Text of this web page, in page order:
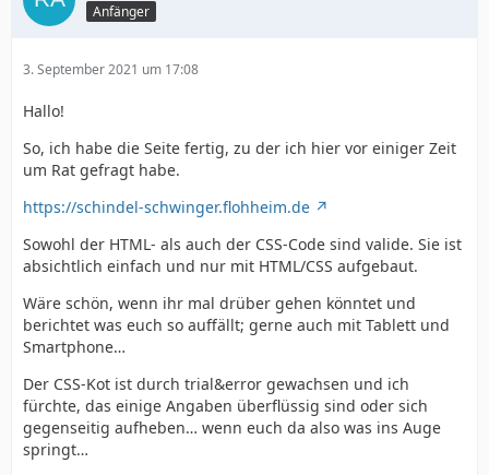
Anfänger
3. September 2021 um 17:08
Hallo!
So, ich habe die Seite fertig, zu der ich hier vor einiger Zeit
um Rat gefragt habe.
https://schindel-schwinger.flohheim.de
Sowohl der HTML- als auch der CSS-Code sind valide. Sie ist
absichtlich einfach und nur mit HTML/CSS aufgebaut.
Wäre schön, wenn ihr mal drüber gehen könntet und
berichtet was euch so auffällt; gerne auch mit Tablett und
Smartphone…
Der CSS-Kot ist durch trial&error gewachsen und ich
fürchte, das einige Angaben überflüssig sind oder sich
gegenseitig aufheben… wenn euch da also was ins Auge
springt…